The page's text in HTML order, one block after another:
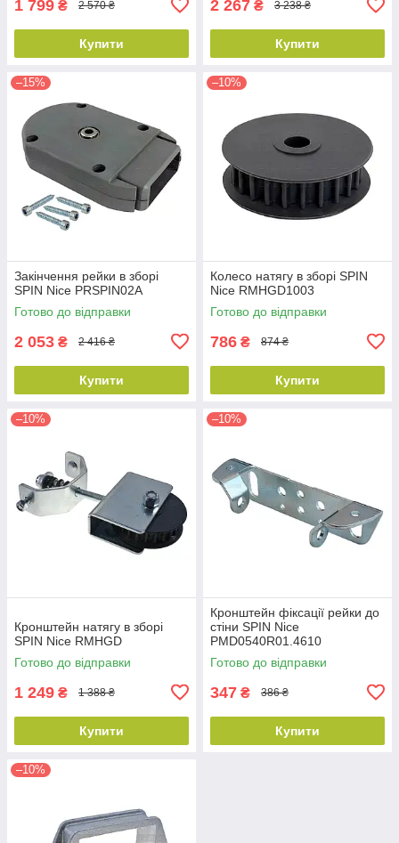
1 799 ₴ 2 570 ₴
Купити
2 267 ₴ 3 238 ₴
Купити
–15%
Закінчення рейки в зборі
SPIN Nice PRSPIN02A
Готово до відправки
2 053 ₴ 2 416 ₴
Купити
–10%
Колесо натягу в зборі SPIN
Nice RMHGD1003
Готово до відправки
786 ₴ 874 ₴
Купити
–10%
Кронштейн натягу в зборі
SPIN Nice RMHGD
Готово до відправки
1 249 ₴ 1 388 ₴
Купити
–10%
Кронштейн фіксації рейки до
стіни SPIN Nice
PMD0540R01.4610
Готово до відправки
347 ₴ 386 ₴
Купити
–10%